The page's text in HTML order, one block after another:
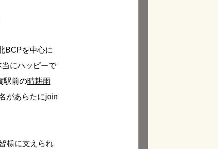
BCPを中心に
にハッピーで
駅前の晴耕雨
があらたにjoin
様に支えられ